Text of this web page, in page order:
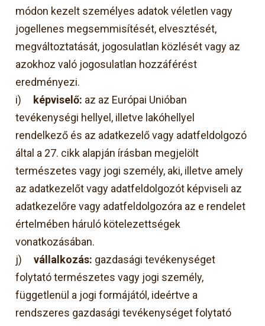
módon kezelt személyes adatok véletlen vagy
jogellenes megsemmisítését, elvesztését,
megváltoztatását, jogosulatlan közlését vagy az
azokhoz való jogosulatlan hozzáférést
eredményezi.
i) képviselő: az az Európai Unióban
tevékenységi hellyel, illetve lakóhellyel
rendelkező és az adatkezelő vagy adatfeldolgozó
által a 27. cikk alapján írásban megjelölt
természetes vagy jogi személy, aki, illetve amely
az adatkezelőt vagy adatfeldolgozót képviseli az
adatkezelőre vagy adatfeldolgozóra az e rendelet
értelmében háruló kötelezettségek
vonatkozásában.
j)vállalkozás: gazdasági tevékenységet
folytató természetes vagy jogi személy,
függetlenül a jogi formájától, ideértve a
rendszeres gazdasági tevékenységet folytató